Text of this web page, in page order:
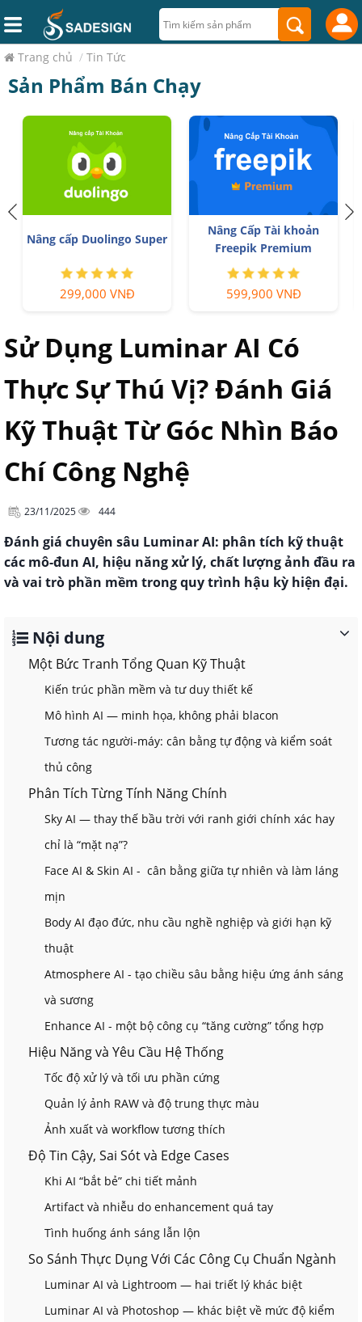
Trang chủ / Tin Tức
Sản Phẩm Bán Chạy
Nâng cấp Duolingo Super
299,000 VNĐ
Nâng Cấp Tài khoản
Freepik Premium
599,900 VNĐ
Sử Dụng Luminar AI Có
Thực Sự Thú Vị? Đánh Giá
Kỹ Thuật Từ Góc Nhìn Báo
Chí Công Nghệ
23/11/2025 444
Đánh giá chuyên sâu Luminar AI: phân tích kỹ thuật
các mô-đun AI, hiệu năng xử lý, chất lượng ảnh đầu ra
và vai trò phần mềm trong quy trình hậu kỳ hiện đại.
Nội dung
Một Bức Tranh Tổng Quan Kỹ Thuật
Kiến trúc phần mềm và tư duy thiết kế
Mô hình AI — minh họa, không phải blacon
Tương tác người-máy: cân bằng tự động và kiểm soát
thủ công
Phân Tích Từng Tính Năng Chính
Sky AI — thay thế bầu trời với ranh giới chính xác hay
chỉ là “mặt nạ”?
Face AI & Skin AI - cân bằng giữa tự nhiên và làm láng
mịn
Body AI đạo đức, nhu cầu nghề nghiệp và giới hạn kỹ
thuật
Atmosphere AI - tạo chiều sâu bằng hiệu ứng ánh sáng
và sương
Enhance AI - một bộ công cụ “tăng cường” tổng hợp
Hiệu Năng và Yêu Cầu Hệ Thống
Tốc độ xử lý và tối ưu phần cứng
Quản lý ảnh RAW và độ trung thực màu
Ảnh xuất và workflow tương thích
Độ Tin Cậy, Sai Sót và Edge Cases
Khi AI “bắt bẻ” chi tiết mảnh
Artifact và nhiễu do enhancement quá tay
Tình huống ánh sáng lẫn lộn
So Sánh Thực Dụng Với Các Công Cụ Chuẩn Ngành
Luminar AI và Lightroom — hai triết lý khác biệt
Luminar AI và Photoshop — khác biệt về mức độ kiểm